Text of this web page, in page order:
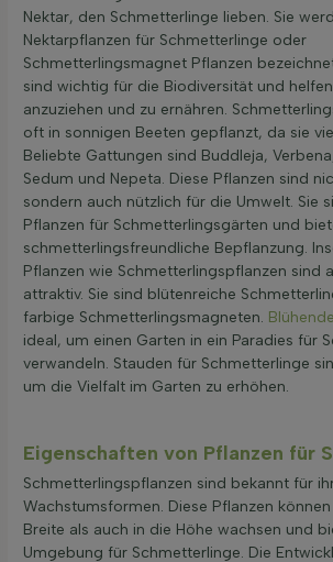
Nektar, den Schmetterlinge lieben. Sie
Nektarpflanzen für Schmetterlinge oder
Schmetterlingsmagnet Pflanzen
sind wichtig für die Biodiversität und
anzuziehen und zu ernähren.
oft in sonnigen Beeten gepflanzt, da sie
Beliebte Gattungen sind Buddleja,
Sedum und Nepeta. Diese Pflanzen sind
sondern auch nützlich für die Umwelt. Sie
Pflanzen für Schmetterlingsgärten und
schmetterlingsfreundliche Bepflanzung.
Pflanzen wie Schmetterlingspflanzen sind
attraktiv. Sie sind blütenreiche
farbige Schmetterlingsmagneten.
ideal, um einen Garten in ein Paradies für
verwandeln. Stauden für Schmetterlinge
um die Vielfalt im Garten zu erhöhen.
Eigenschaften von Pflanzen für
Schmetterlingspflanzen sind bekannt für
Wachstumsformen. Diese Pflanzen
Breite als auch in die Höhe wachsen und
Umgebung für Schmetterlinge. Die